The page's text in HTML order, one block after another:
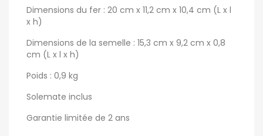
Dimensions du fer : 20 cm x 11,2 cm x 10,4 cm (L x l
x h)
Dimensions de la semelle : 15,3 cm x 9,2 cm x 0,8
cm (L x l x h)
Poids : 0,9 kg
Solemate inclus
Garantie limitée de 2 ans